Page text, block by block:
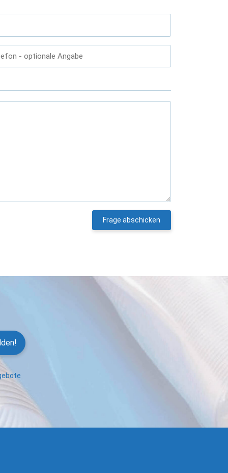
- optionale Angabe
Frage abschicken